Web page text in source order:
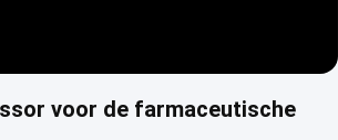
voor de farmaceutische